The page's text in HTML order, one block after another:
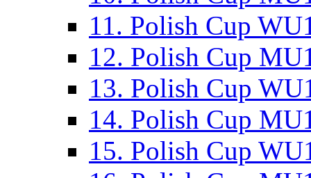
11. Polish Cup
12. Polish Cup
13. Polish Cup
14. Polish Cup
15. Polish Cup